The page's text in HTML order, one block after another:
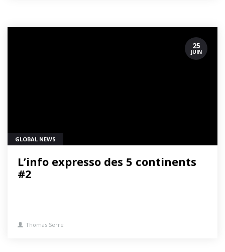
25
JUIN
GLOBAL NEWS
L’info expresso des 5 continents
#2
Thomas Serre